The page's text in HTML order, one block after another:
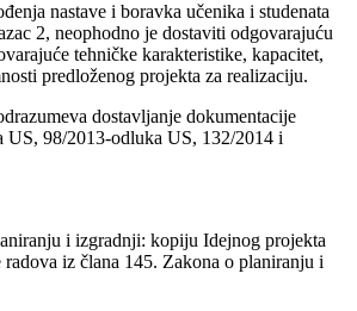
nastave i boravka učenika i studenata
2, neophodno je dostaviti odgovarajuću
tehničke karakteristike, kapacitet,
predloženog projekta za realizaciju.
dostavljanje dokumentacije
US, 98/2013-odluka US, 132/2014 i
i izgradnji: kopiju Idejnog projekta
iz člana 145. Zakona o planiranju i